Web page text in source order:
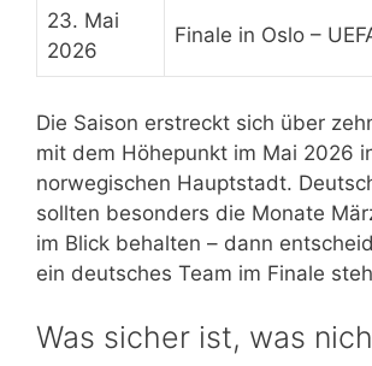
23. Mai
2026
Finale in Oslo –
Die Saison erstreckt sich über
mit dem Höhepunkt im Mai 2026
norwegischen Hauptstadt.
sollten besonders die Monate
im Blick behalten – dann
ein deutsches Team im Finale
Was sicher ist, was